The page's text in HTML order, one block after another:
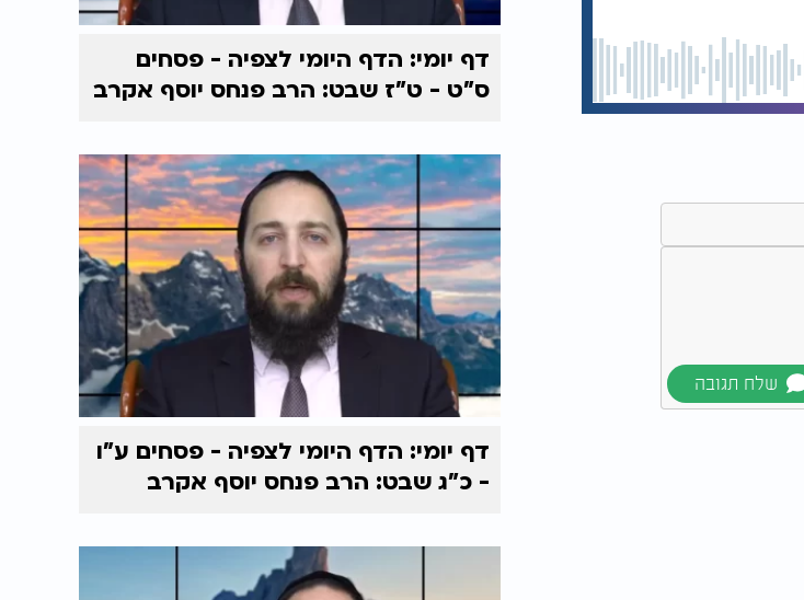
דף יומי: הדף היומי לצפיה - פסחים
ס"ט - ט"ז שבט: הרב פנחס יוסף אקרב
דף יומי: הדף היומי לצפיה - פסחים ע"ו
- כ"ג שבט: הרב פנחס יוסף אקרב